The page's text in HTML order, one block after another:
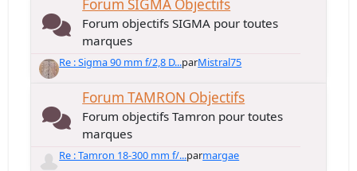
Forum SIGMA Objectifs
Forum objectifs SIGMA pour toutes
marques
Re : Sigma 90 mm f/2,8 D...parMistral75
Forum TAMRON Objectifs
Forum objectifs Tamron pour toutes
marques
Re : Tamron 18-300 mm f/...parmargae